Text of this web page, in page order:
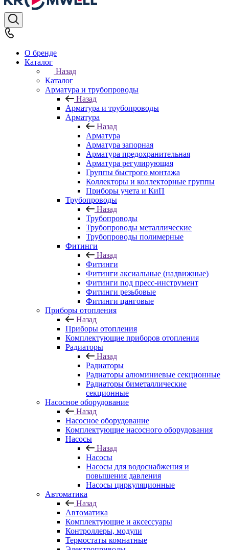
О бренде
Каталог
Назад
Каталог
Арматура и трубопроводы
Назад
Арматура и трубопроводы
Арматура
Назад
Арматура
Арматура запорная
Арматура предохранительная
Арматура регулирующая
Группы быстрого монтажа
Коллекторы и коллекторные группы
Приборы учета и КиП
Трубопроводы
Назад
Трубопроводы
Трубопроводы металлические
Трубопроводы полимерные
Фитинги
Назад
Фитинги
Фитинги аксиальные (надвижные)
Фитинги под пресс-инструмент
Фитинги резьбовые
Фитинги цанговые
Приборы отопления
Назад
Приборы отопления
Комплектующие приборов отопления
Радиаторы
Назад
Радиаторы
Радиаторы алюминиевые секционные
Радиаторы биметаллические
секционные
Насосное оборудование
Назад
Насосное оборудование
Комплектующие насосного оборудования
Насосы
Назад
Насосы
Насосы для водоснабжения и
повышения давления
Насосы циркуляционные
Автоматика
Назад
Автоматика
Комплектующие и аксессуары
Контроллеры, модули
Термостаты комнатные